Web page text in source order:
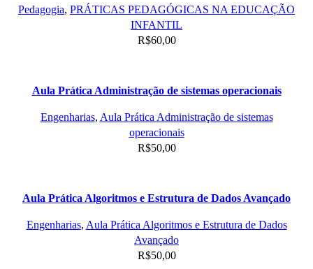
Pedagogia, PRÁTICAS PEDAGÓGICAS NA EDUCAÇÃO
INFANTIL
R$60,00
Aula Prática Administração de sistemas operacionais
Engenharias, Aula Prática Administração de sistemas
operacionais
R$50,00
Aula Prática Algoritmos e Estrutura de Dados Avançado
Engenharias, Aula Prática Algoritmos e Estrutura de Dados
Avançado
R$50,00